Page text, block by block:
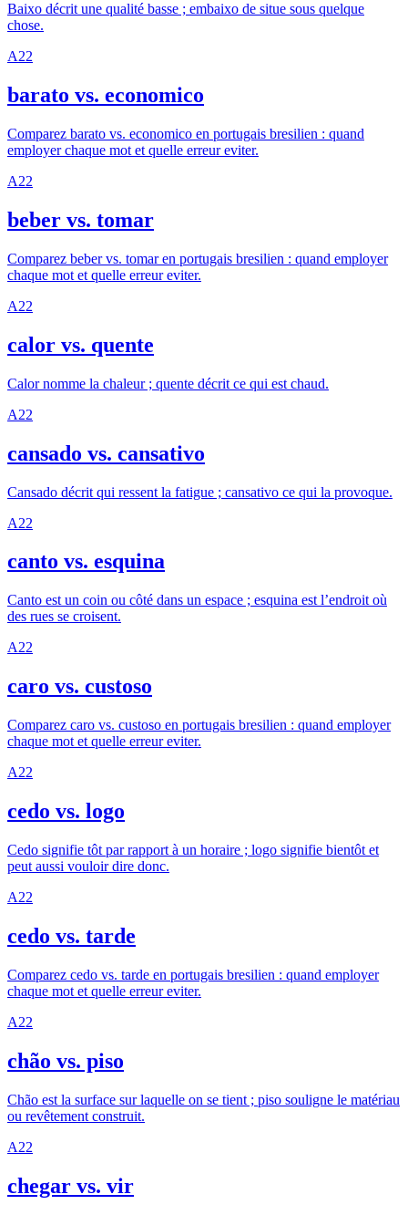
Baixo décrit une qualité basse ; embaixo de situe sous quelque
chose.
A22
barato vs. economico
Comparez barato vs. economico en portugais bresilien : quand
employer chaque mot et quelle erreur eviter.
A22
beber vs. tomar
Comparez beber vs. tomar en portugais bresilien : quand employer
chaque mot et quelle erreur eviter.
A22
calor vs. quente
Calor nomme la chaleur ; quente décrit ce qui est chaud.
A22
cansado vs. cansativo
Cansado décrit qui ressent la fatigue ; cansativo ce qui la provoque.
A22
canto vs. esquina
Canto est un coin ou côté dans un espace ; esquina est l’endroit où
des rues se croisent.
A22
caro vs. custoso
Comparez caro vs. custoso en portugais bresilien : quand employer
chaque mot et quelle erreur eviter.
A22
cedo vs. logo
Cedo signifie tôt par rapport à un horaire ; logo signifie bientôt et
peut aussi vouloir dire donc.
A22
cedo vs. tarde
Comparez cedo vs. tarde en portugais bresilien : quand employer
chaque mot et quelle erreur eviter.
A22
chão vs. piso
Chão est la surface sur laquelle on se tient ; piso souligne le matériau
ou revêtement construit.
A22
chegar vs. vir